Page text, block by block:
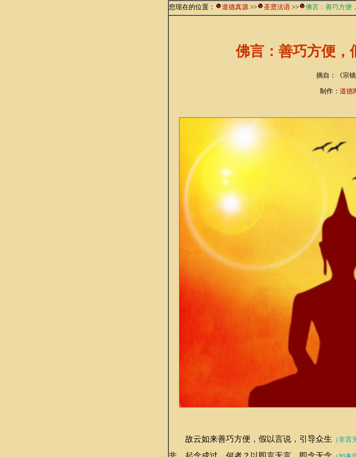
您现在的位置： 道德真源 >> 圣贤法语 >> 佛言：善巧方便
佛言：善巧方便，
摘自：《宗镜
制作： 道德
故云如来善巧方便，假以言说，引导众生 （非言